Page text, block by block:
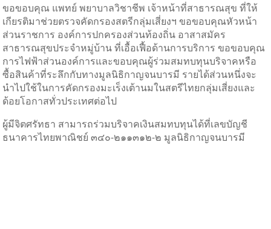
ขอขอบคุณ แพทย์ พยาบาลวิชาชีพ เจ้าหน้าที่สาธารณสุข ที่ให้
เกียรติมาช่วยตรวจคัดกรองสตรีกลุ่มเสี่ยงฯ ขอขอบคุณหัวหน้า
ส่วนราชการ องค์การปกครองส่วนท้องถิ่น อาสาสมัคร
สาธารณสุขประจำหมู่บ้าน ที่เอื้อเฟื้อด้านการบริการ ขอขอบคุณ
การไฟฟ้าส่วนองค์การและขอบคุณผู้ร่วมสมทบทุนบริจาคหรือ
ซื้อสินค้าที่ระลึกกับทางมูลนิธิกาญจนบารมี รายได้ส่วนหนึ่งจะ
นำไปใช้ในการคัดกรองมะเร็งเต้านมในสตรีไทยกลุ่มเสี่ยงและ
ด้อยโอกาสทั่วประเทศต่อไป
ผู้มีจิตศรัทธา สามารถร่วมบริจาคเงินสมทบทุนได้ที่เลขบัญชี
ธนาคารไทยพาณิชย์ ๓๔๐-๒๑๑๓๑๒-๒ มูลนิธิกาญจนบารมี